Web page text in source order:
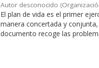
Autor desconocido (
El plan de vida es el primer
manera concertada y
documento recoge las